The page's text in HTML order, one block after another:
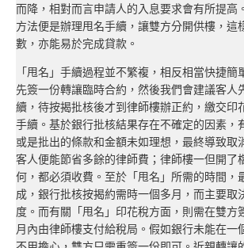
而降，相對而言申請人的入息要求會有所提高
方法便是辦理甩名手續，讓雙方分開供樓，這
數，亦能易於完成貸款。
「甩名」手續過程並不繁複，相反相當快捷簡
先簽一份轉讓臨時合約，然後我們會建議客人
續，待按揭批核後才到律師樓辦正約，繳交印
手續。基於銀行批核結果存在不確定的因素，
或是批出的條款和金額未如理想，最終導致取
客人便能節省多餘的律師費；律師樓一但開了
何，都必須收費。至於「甩名」所需的時間，
成，銀行批核按揭約需時一個多月，而主要取
度。而有關「甩名」印花稅方面，則需在雙方
月內由律師樓支付給稅局。假如銀行未能在一